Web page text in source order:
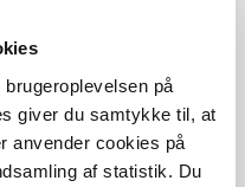
på
giver du samtykke til, at
anvender cookies på
af statistik. Du